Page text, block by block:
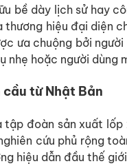
bề dày lịch sử hay
hiệu đại diện
ưa chuộng bởi
nhẹ hoặc người dùng
từ Nhật Bản
tập đoàn sản xuất
cứu phủ rộng
hiệu dẫn đầu thế